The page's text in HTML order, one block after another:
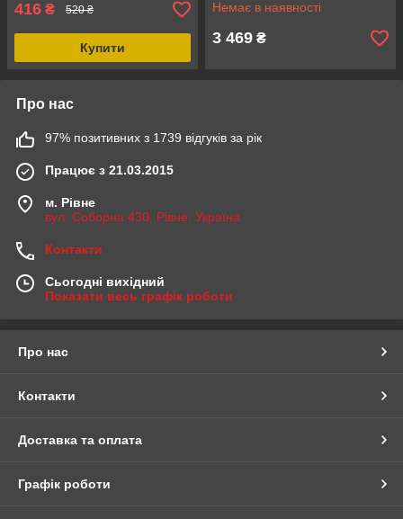
416 ₴ 520 ₴
Купити
Немає в наявності
3 469 ₴
Про нас
97% позитивних з 1739 відгуків за рік
Працює з 21.03.2015
м. Рівне
вул. Соборна 430, Рівне, Україна
Контакти
Сьогодні вихідний
Показати весь графік роботи
Про нас
Контакти
Доставка та оплата
Графік роботи